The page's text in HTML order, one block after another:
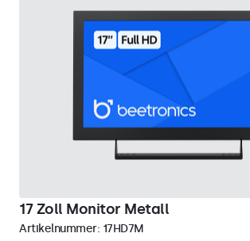
17 Zoll Monitor Metall
Artikelnummer: 17HD7M